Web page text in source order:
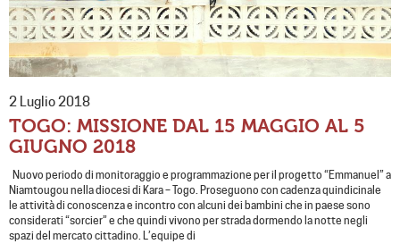
2 Luglio 2018
TOGO: MISSIONE DAL 15 MAGGIO AL 5
GIUGNO 2018
Nuovo periodo di monitoraggio e programmazione per il progetto “Emmanuel” a
Niamtougou nella diocesi di Kara – Togo. Proseguono con cadenza quindicinale
le attività di conoscenza e incontro con alcuni dei bambini che in paese sono
considerati “sorcier” e che quindi vivono per strada dormendo la notte negli
spazi del mercato cittadino. L’equipe di